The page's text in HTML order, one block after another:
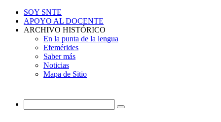
SOY SNTE
APOYO AL DOCENTE
ARCHIVO HISTÓRICO
En la punta de la lengua
Efemérides
Saber más
Noticias
Mapa de Sitio